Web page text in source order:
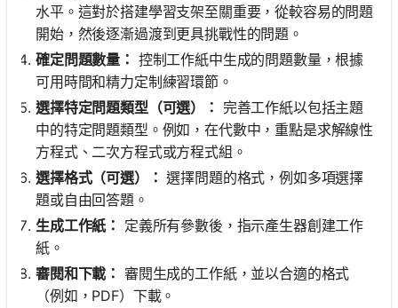
水平。這對於搭建學習支架至關重要，從較容易的問題
開始，然後逐漸過渡到更具挑戰性的問題。
確定問題數量： 控制工作紙中生成的問題數量，根據
可用時間和精力定制練習環節。
選擇特定問題類型（可選）： 完善工作紙以包括主題
中的特定問題類型。例如，在代數中，重點是求解線性
方程式、二次方程式或方程式組。
選擇格式（可選）： 選擇問題的格式，例如多項選擇
題或自由回答題。
生成工作紙： 定義所有參數後，指示產生器創建工作
紙。
審閱和下載： 審閱生成的工作紙，並以合適的格式
（例如，PDF）下載。